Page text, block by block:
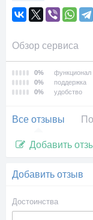
Обзор сервиса
0%
функционал
0%
поддержка
0%
удобство
Все отзывы
Добавить
Добавить отзыв
Достоинства